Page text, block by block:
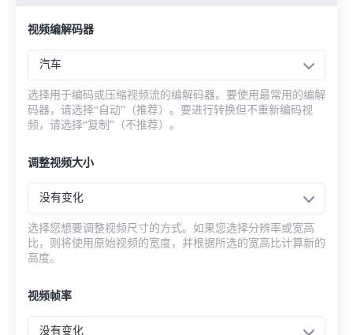
视频编解码器
汽车
选择用于编码或压缩视频流的编解码器。要使用最常用的编解
码器，请选择“自动”（推荐）。要进行转换但不重新编码视
频，请选择“复制”（不推荐）。
调整视频大小
没有变化
选择您想要调整视频尺寸的方式。如果您选择分辨率或宽高
比，则将使用原始视频的宽度，并根据所选的宽高比计算新的
高度。
视频帧率
没有变化